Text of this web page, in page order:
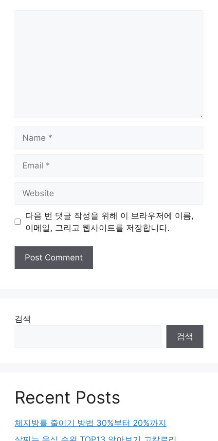
다음 번 댓글 작성을 위해 이 브라우저에 이름,
이메일, 그리고 웹사이트를 저장합니다.
검색
검색
Recent Posts
체지방률 줄이기 방법 30%부터 20%까지